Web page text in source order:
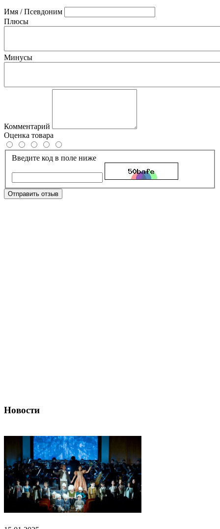
Имя / Псевдоним
Плюсы
Минусы
Комментарий
Оценка товара
Введите код в поле ниже
Отправить отзыв
Новости